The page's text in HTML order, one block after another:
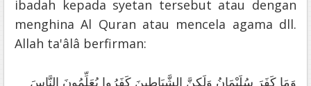
ibadah kepada syetan tersebut atau dengan
menghina Al Quran atau mencela agama dll.
Allah ta'âlâ berfirman: